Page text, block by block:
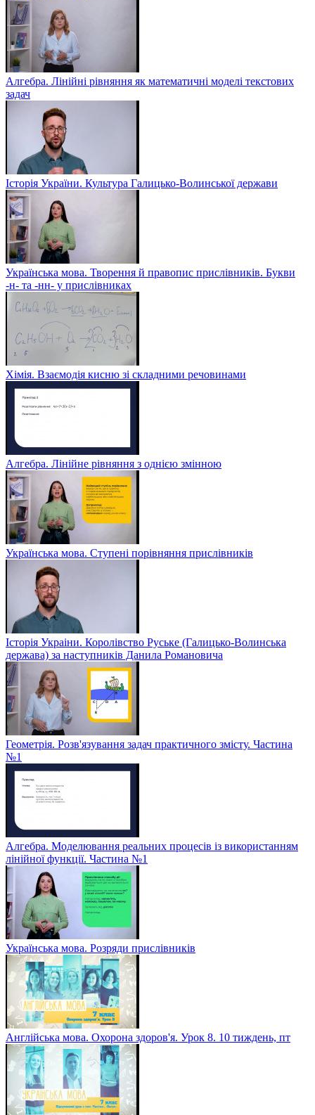
Алгебра. Лінійні рівняння як математичні моделі текстових
задач
Історія України. Культура Галицько-Волинської держави
Українська мова. Творення й правопис прислівників. Букви
-н- та -нн- у прислівниках
Хімія. Взаємодія кисню зі складними речовинами
Алгебра. Лінійне рівняння з однією змінною
Українська мова. Ступені порівняння прислівників
Історія Украіни. Королівство Руське (Галицько-Волинська
держава) за наступників Данила Романовича
Геометрія. Розв'язування задач практичного змісту. Частина
№1
Алгебра. Моделювання реальних процесів із використанням
лінійної функції. Частина №1
Українська мова. Розряди прислівників
Англійська мова. Охорона здоров'я. Урок 8. 10 тиждень, пт